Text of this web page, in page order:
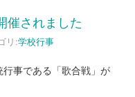
催されました
リ:学校行事
事である「歌合戦」が